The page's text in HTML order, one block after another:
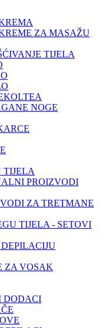
ZA MASAŽU
TIJELA
NOGE
TIJELA
PROIZVODI
ZA TRETMANE
TIJELA - SETOVI
ZA VOSAK
DODACI